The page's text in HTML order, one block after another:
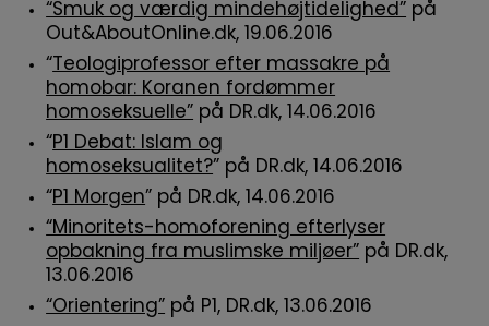
“Smuk og værdig mindehøjtidelighed” på
Out&AboutOnline.dk, 19.06.2016
“ Teologiprofessor efter massakre på
homobar: Koranen fordømmer
homoseksuelle” på DR.dk, 14.06.2016
“P1 Debat: Islam og
homoseksualitet?” på DR.dk, 14.06.2016
“P1 Morgen” på DR.dk, 14.06.2016
“Minoritets-homoforening efterlyser
opbakning fra muslimske miljøer” på DR.dk,
13.06.2016
“Orientering” på P1, DR.dk, 13.06.2016